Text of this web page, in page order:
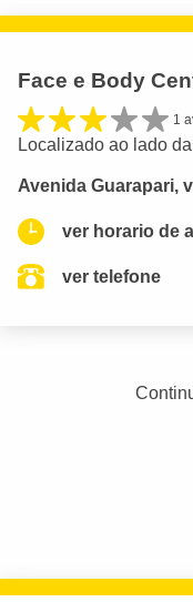
Face e Body
1
Localizado ao lado
Avenida Guarapari,
ver horario de
ver telefone